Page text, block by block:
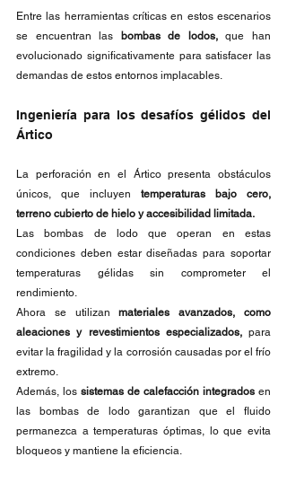
Entre las herramientas críticas en estos escenarios
se encuentran las
bombas de lodos, que han
evolucionado significativamente para satisfacer las
demandas de estos entornos implacables.
Ingeniería para los desafíos gélidos del
Ártico
La perforación en el Ártico presenta obstáculos
únicos, que incluyen temperaturas bajo cero,
terreno cubierto de hielo y accesibilidad limitada.
Las bombas de lodo que operan en estas
condiciones deben estar diseñadas para soportar
temperaturas gélidas sin comprometer el
rendimiento.
Ahora se utilizan materiales avanzados, como
aleaciones y revestimientos especializados, para
evitar la fragilidad y la corrosión causadas por el frío
extremo.
Además, los sistemas de calefacción integrados en
las bombas de lodo garantizan que el fluido
permanezca a temperaturas óptimas, lo que evita
bloqueos y mantiene la eficiencia.